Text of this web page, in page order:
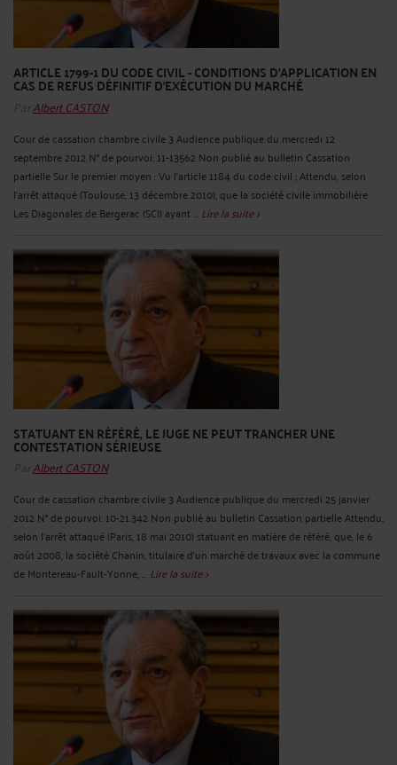
ARTICLE 1799-1 DU CODE CIVIL - CONDITIONS D'APPLICATION EN
CAS DE REFUS DÉFINITIF D'EXÉCUTION DU MARCHÉ
ParAlbert CASTON
Cour de cassation chambre civile 3 Audience publique du mercredi 12
septembre 2012 N° de pourvoi: 11-13562 Non publié au bulletin Cassation
partielle Sur le premier moyen : Vu l'article 1184 du code civil ; Attendu, selon
l'arrêt attaqué (Toulouse, 13 décembre 2010), que la société civile immobilière
Les Diagonales de Bergerac (SCI) ayant ... Lire la suite >
STATUANT EN RÉFÉRÉ, LE JUGE NE PEUT TRANCHER UNE
CONTESTATION SÉRIEUSE
ParAlbert CASTON
Cour de cassation chambre civile 3 Audience publique du mercredi 25 janvier
2012 N° de pourvoi: 10-21.342 Non publié au bulletin Cassation partielle Attendu,
selon l'arrêt attaqué (Paris, 18 mai 2010) statuant en matière de référé, que, le 6
août 2008, la société Chanin, titulaire d'un marché de travaux avec la commune
de Montereau-Fault-Yonne, ... Lire la suite >